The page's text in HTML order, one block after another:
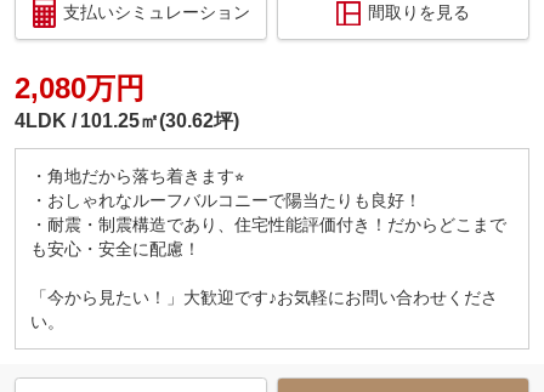
支払いシミュレーション 間取りを見る
2,080万円
4LDK 101.25㎡(30.62坪)
・角地だから落ち着きます⭐︎
・おしゃれなルーフバルコニーで陽当たりも良好！
・耐震・制震構造であり、住宅性能評価付き！だからどこまで
も安心・安全に配慮！
「今から見たい！」大歓迎です♪お気軽にお問い合わせくださ
い。